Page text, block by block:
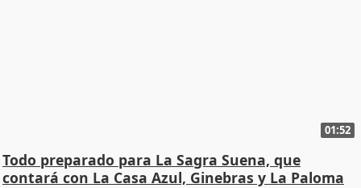
01:52
Todo preparado para La Sagra Suena, que
contará con La Casa Azul, Ginebras y La Paloma